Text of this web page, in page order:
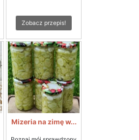
Zobacz przepis!
Mizeria na zimę w...